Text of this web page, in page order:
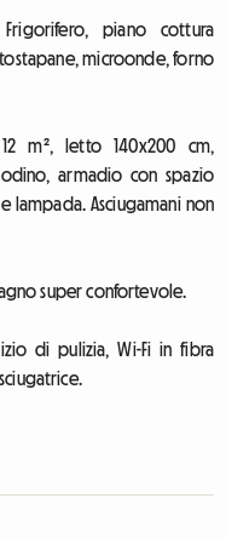
Frigorifero, piano cottura
microonde, forno
12 m², letto 140x200 cm,
armadio con spazio
lampada. Asciugamani non
super confortevole.
di pulizia, Wi-Fi in fibra